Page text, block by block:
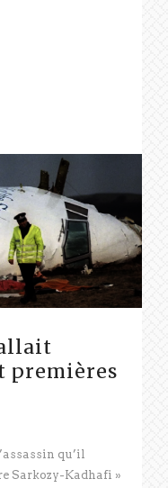
premières
qu’il
Sarkozy-Kadhafi »